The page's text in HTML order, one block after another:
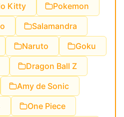
Kitty
Pokemon
Salamandra
Naruto
Goku
Dragon Ball Z
Amy de Sonic
One Piece